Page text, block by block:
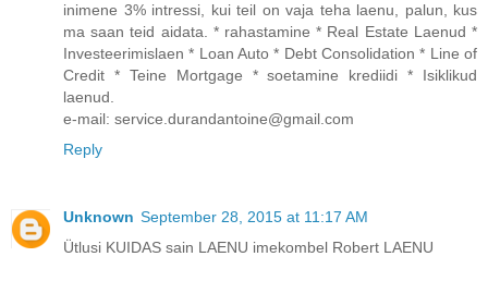
inimene 3% intressi, kui teil on vaja teha laenu, palun, kus
ma saan teid aidata. * rahastamine * Real Estate Laenud *
Investeerimislaen * Loan Auto * Debt Consolidation * Line of
Credit * Teine Mortgage * soetamine krediidi * Isiklikud
laenud.
e-mail: service.durandantoine@gmail.com
Reply
Unknown September 28, 2015 at 11:17 AM
Ütlusi KUIDAS sain LAENU imekombel Robert LAENU